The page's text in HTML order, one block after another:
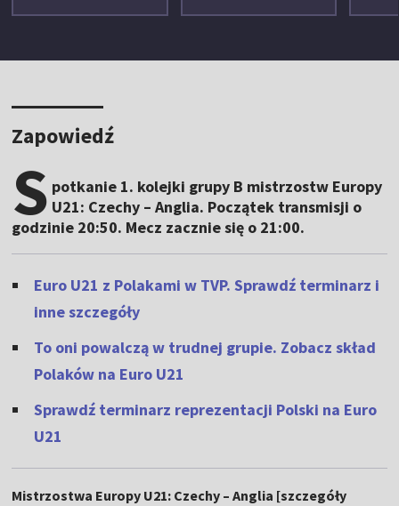
Zapowiedź
S potkanie 1. kolejki grupy B mistrzostw Europy
U21: Czechy – Anglia. Początek transmisji o
godzinie 20:50. Mecz zacznie się o 21:00.
Euro U21 z Polakami w TVP. Sprawdź terminarz i
inne szczegóły
To oni powalczą w trudnej grupie. Zobacz skład
Polaków na Euro U21
Sprawdź terminarz reprezentacji Polski na Euro
U21
Mistrzostwa Europy U21: Czechy – Anglia [szczegóły